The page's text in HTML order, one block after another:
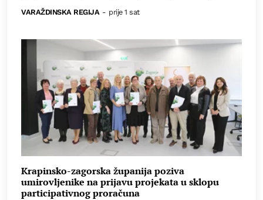
VARAŽDINSKA REGIJA - prije 1 sat
Krapinsko-zagorska županija poziva
umirovljenike na prijavu projekata u sklopu
participativnog proračuna